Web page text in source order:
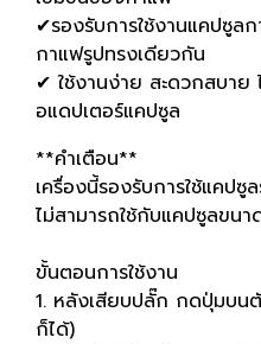
✔รองรับการใช้งานแคปซูล
กาแฟรูปทรงเดียวกัน
✔ ใช้งานง่าย สะดวกสบาย
อแดปเตอร์แคปซูล
**คำเตือน**
เครื่องนี้รองรับการใช้แคป
ไม่สามารถใช้กับแคปซูลขน
ขั้นตอนการใช้งาน
1. หลังเสียบปลั๊ก กดปุ่มบน
ก็ได้)